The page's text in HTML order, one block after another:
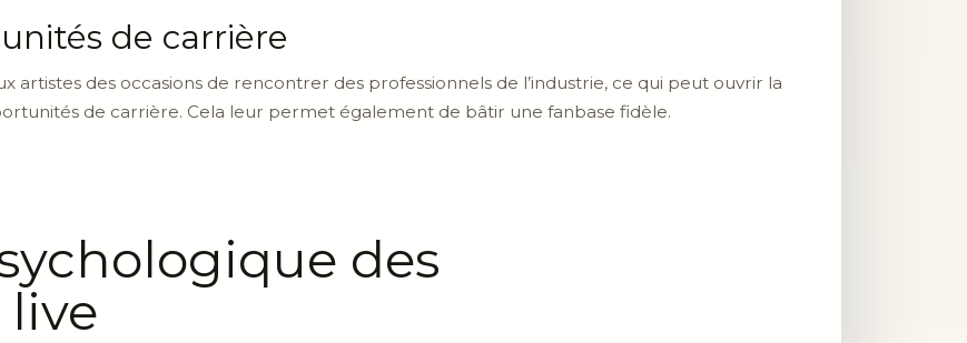
de carrière
artistes des occasions de rencontrer des professionnels de l’industrie, ce qui peut ouvrir la
de carrière. Cela leur permet également de bâtir une fanbase fidèle.
des